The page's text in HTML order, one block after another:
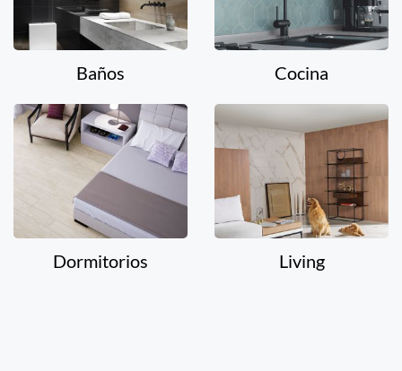
Baños Cocina
Dormitorios Living